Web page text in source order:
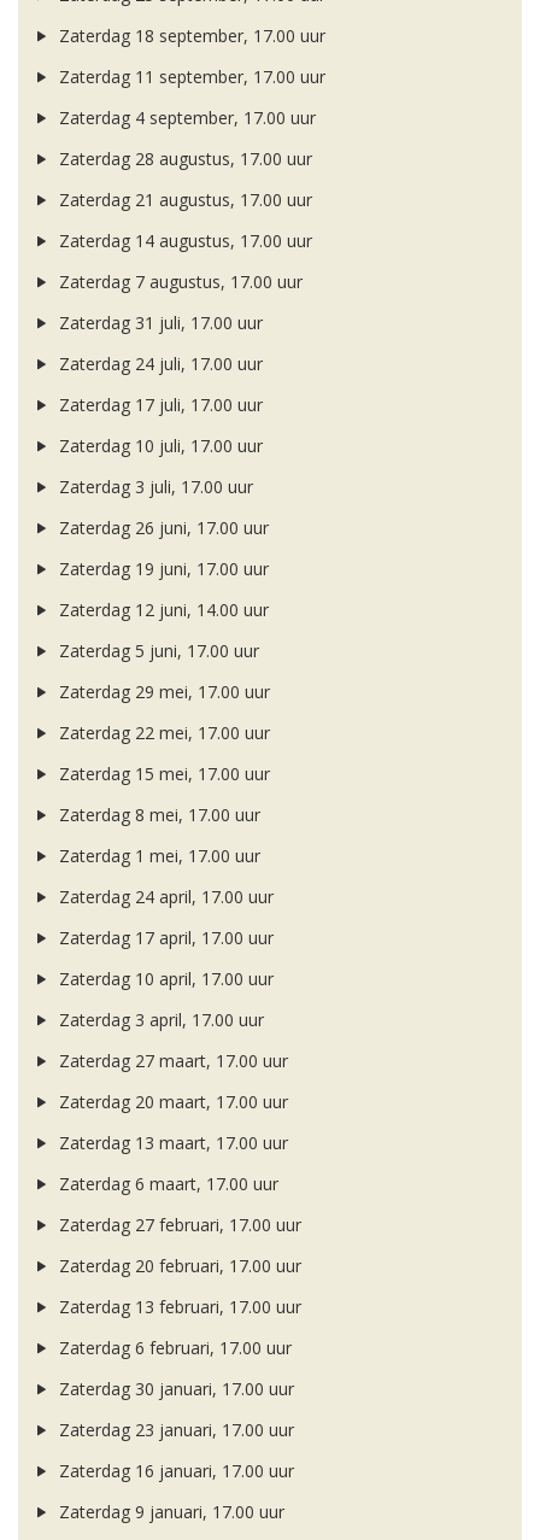
Zaterdag 18 september, 17.00 uur
Zaterdag 11 september, 17.00 uur
Zaterdag 4 september, 17.00 uur
Zaterdag 28 augustus, 17.00 uur
Zaterdag 21 augustus, 17.00 uur
Zaterdag 14 augustus, 17.00 uur
Zaterdag 7 augustus, 17.00 uur
Zaterdag 31 juli, 17.00 uur
Zaterdag 24 juli, 17.00 uur
Zaterdag 17 juli, 17.00 uur
Zaterdag 10 juli, 17.00 uur
Zaterdag 3 juli, 17.00 uur
Zaterdag 26 juni, 17.00 uur
Zaterdag 19 juni, 17.00 uur
Zaterdag 12 juni, 14.00 uur
Zaterdag 5 juni, 17.00 uur
Zaterdag 29 mei, 17.00 uur
Zaterdag 22 mei, 17.00 uur
Zaterdag 15 mei, 17.00 uur
Zaterdag 8 mei, 17.00 uur
Zaterdag 1 mei, 17.00 uur
Zaterdag 24 april, 17.00 uur
Zaterdag 17 april, 17.00 uur
Zaterdag 10 april, 17.00 uur
Zaterdag 3 april, 17.00 uur
Zaterdag 27 maart, 17.00 uur
Zaterdag 20 maart, 17.00 uur
Zaterdag 13 maart, 17.00 uur
Zaterdag 6 maart, 17.00 uur
Zaterdag 27 februari, 17.00 uur
Zaterdag 20 februari, 17.00 uur
Zaterdag 13 februari, 17.00 uur
Zaterdag 6 februari, 17.00 uur
Zaterdag 30 januari, 17.00 uur
Zaterdag 23 januari, 17.00 uur
Zaterdag 16 januari, 17.00 uur
Zaterdag 9 januari, 17.00 uur